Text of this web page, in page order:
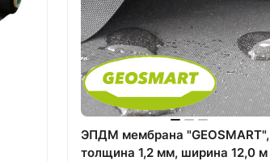
ЭПДМ мембрана "GEOSMART",
толщина 1,2 мм, ширина 12,0 м